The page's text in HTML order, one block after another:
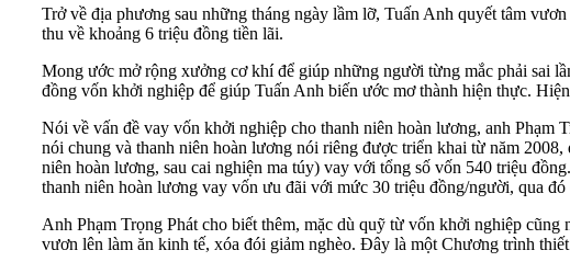
Trở về địa phương sau những tháng ngày lầm lỡ, Tuấn Anh quyết tâm
thu về khoảng 6 triệu đồng tiền lãi.
Mong ước mở rộng xưởng cơ khí để giúp những người từng mắc phải sai
đồng vốn khởi nghiệp để giúp Tuấn Anh biến ước mơ thành hiện thực.
Nói về vấn đề vay vốn khởi nghiệp cho thanh niên hoàn lương, anh
nói chung và thanh niên hoàn lương nói riêng được triển khai từ năm
niên hoàn lương, sau cai nghiện ma túy) vay với tổng số vốn 540 triệu
thanh niên hoàn lương vay vốn ưu đãi với mức 30 triệu đồng/người, qua
Anh Phạm Trọng Phát cho biết thêm, mặc dù quỹ từ vốn khởi nghiệp
vươn lên làm ăn kinh tế, xóa đói giảm nghèo. Đây là một Chương trình